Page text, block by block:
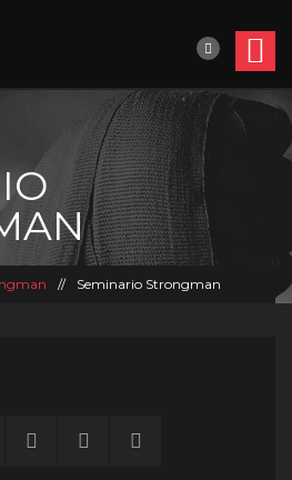
// Seminario Strongman